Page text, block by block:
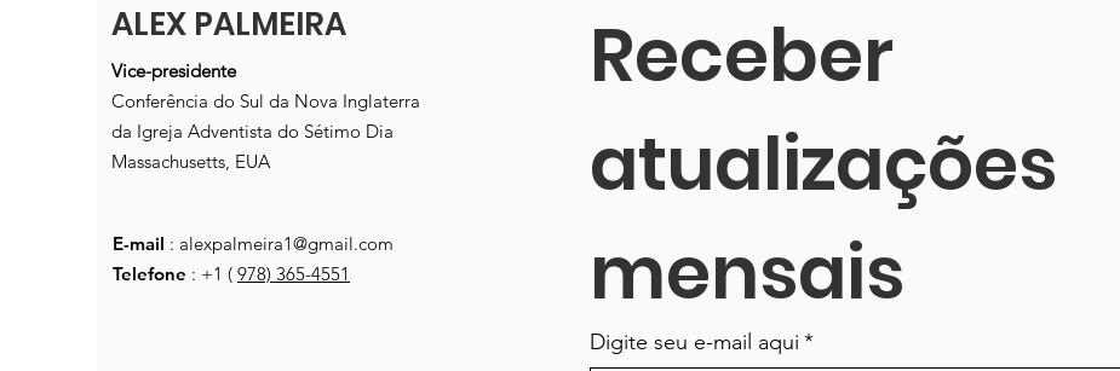
ALEX PALMEIRA
Vice-presidente
Conferência do Sul da Nova Inglaterra
da Igreja Adventista do Sétimo Dia
Massachusetts, EUA
E-mail : alexpalmeira1@gmail.com
Telefone : +1 ( 978) 365-4551
Receber
atualizações
mensais
Digite seu e-mail aqui *